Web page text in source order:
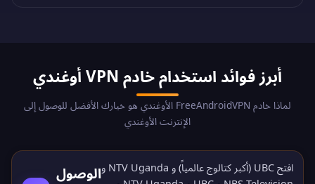
أبرز فوائد استخدام خادم VPN أوغندي
لماذا خادم FreeAndroidVPN الأوغندي هو خيارك الأفضل للوصول إلى
الإنترنت الأوغندي
الوصولافتح UBC (أكبر كتالوج عالمياً) و NTV Uganda و